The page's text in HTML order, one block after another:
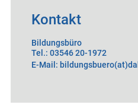
Kontakt
Bildungsbüro
Tel.: 03546 20-1972
E-Mail: